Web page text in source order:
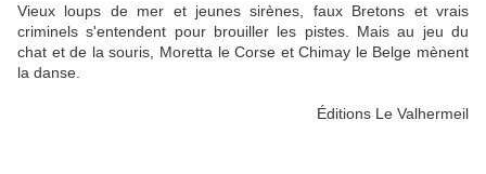
Vieux loups de mer et jeunes sirènes, faux Bretons et vrais
criminels s'entendent pour brouiller les pistes. Mais au jeu du
chat et de la souris, Moretta le Corse et Chimay le Belge mènent
la danse.
Éditions Le Valhermeil